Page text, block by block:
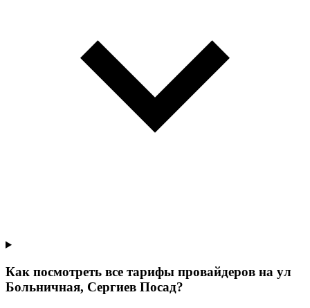
Как посмотреть все тарифы провайдеров на ул
Больничная, Сергиев Посад?